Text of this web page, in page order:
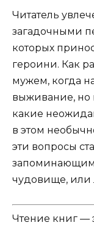
Читатель
загадочными
которых
героини. Как
мужем, когда
выживание, но
какие
в этом
эти вопросы
чудовище, или
Чтение книг —